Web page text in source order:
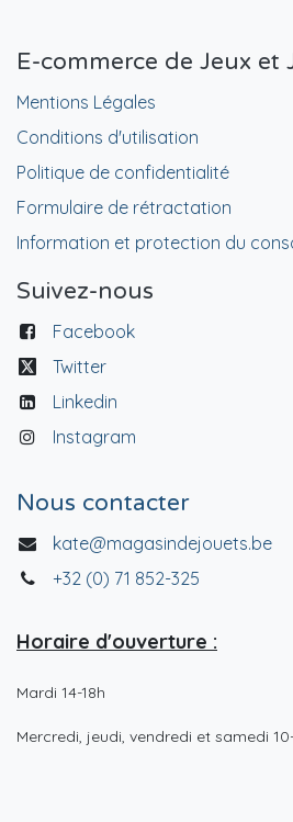
E-commerce de Jeux et
Mentions Légales
Conditions d'utilisation
Politique de confidentialité
Formulaire de rétractation
Information et protection du
Suivez-nous
Facebook
Twitter
Linkedin
Instagram
Nous contacter
kate@magasindejouets.be
+32 (0) 71 852-325
Horaire d'ouverture :
Mardi 14-18h
Mercredi, jeudi, vendredi et samedi